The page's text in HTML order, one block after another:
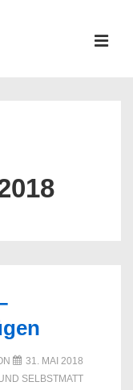
31. MAI 2018
SELBSTMATT